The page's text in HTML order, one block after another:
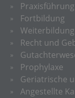
Praxisführung
Fortbildung
Weiterbildung
Recht und
Prophylaxe
Geriatrische
Angestellte